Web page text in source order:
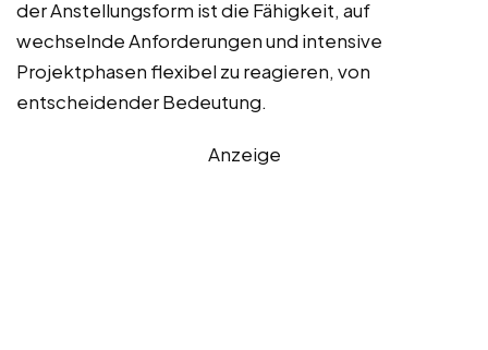
der Anstellungsform ist die Fähigkeit, auf
wechselnde Anforderungen und intensive
Projektphasen flexibel zu reagieren, von
entscheidender Bedeutung.
Anzeige